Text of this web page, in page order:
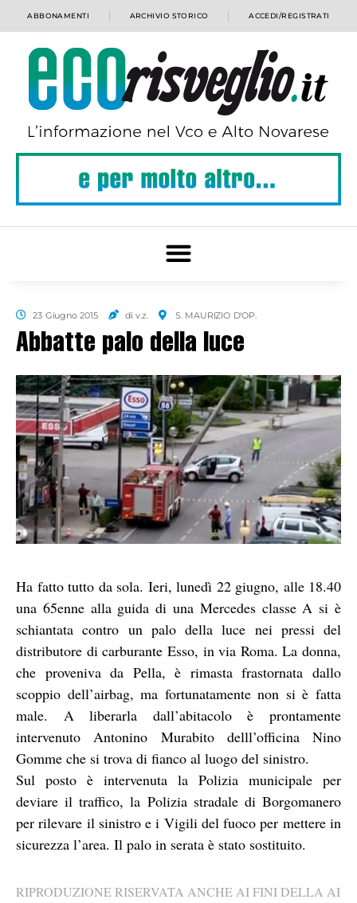
ABBONAMENTI ARCHIVIO STORICO ACCEDI/REGISTRATI
23 Giugno 2015 di v.z. S. MAURIZIO D'OP.
Abbatte palo della luce
Ha fatto tutto da sola. Ieri, lunedì 22 giugno, alle 18.40
una 65enne alla guida di una Mercedes classe A si è
schiantata contro un palo della luce nei pressi del
distributore di carburante Esso, in via Roma. La donna,
che proveniva da Pella, è rimasta frastornata dallo
scoppio dell’airbag, ma fortunatamente non si è fatta
male. A liberarla dall’abitacolo è prontamente
intervenuto Antonino Murabito delll’officina Nino
Gomme che si trova di fianco al luogo del sinistro.
Sul posto è intervenuta la Polizia municipale per
deviare il traffico, la Polizia stradale di Borgomanero
per rilevare il sinistro e i Vigili del fuoco per mettere in
sicurezza l’area. Il palo in serata è stato sostituito.
RIPRODUZIONE RISERVATA ANCHE AI FINI DELLA AI